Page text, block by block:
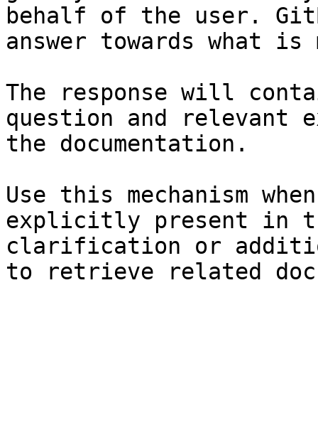
behalf of the user.
answer towards what
The response will
question and relevant
the documentation.
Use this mechanism
explicitly present in
clarification or